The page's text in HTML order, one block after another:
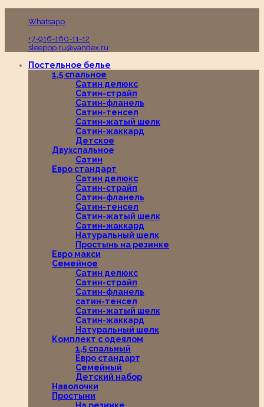
Whatsapp
+7-916-160-11-12
sleeppp.ru@yandex.ru
Постельное белье
1,5 спальное
Сатин делюкс
Сатин-страйп
Сатин-фланель
Сатин-тенсел
Сатин-жатый шелк
Сатин-жаккард
Детское
Двухспальное
Сатин
Евро стандарт
Сатин делюкс
Сатин-страйп
Сатин-фланель
Сатин-тенсел
Сатин-жатый шелк
Сатин-жаккард
Натуральный шелк
Простынь на резинке
Евро макси
Семейное
Сатин делюкс
Сатин-страйп
Сатин-фланель
сатин-тенсел
Сатин-жатый шелк
Сатин-жаккард
Натуральный шелк
Комплект с одеялом
1,5 спальный
Евро стандарт
Семейный
Детский набор
Наволочки
Простыни